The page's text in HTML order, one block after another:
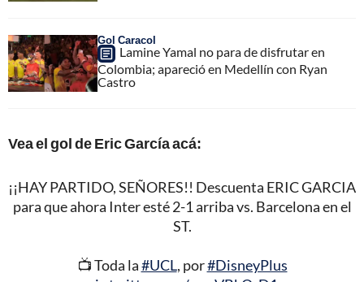
Gol Caracol
Lamine Yamal no para de disfrutar en
Colombia; apareció en Medellín con Ryan
Castro
Vea el gol de Eric García acá:
¡¡HAY PARTIDO, SEÑORES!! Descuenta ERIC GARCIA
para que ahora Inter esté 2-1 arriba vs. Barcelona en el
ST.
📺 Toda la#UCL, por#DisneyPlus